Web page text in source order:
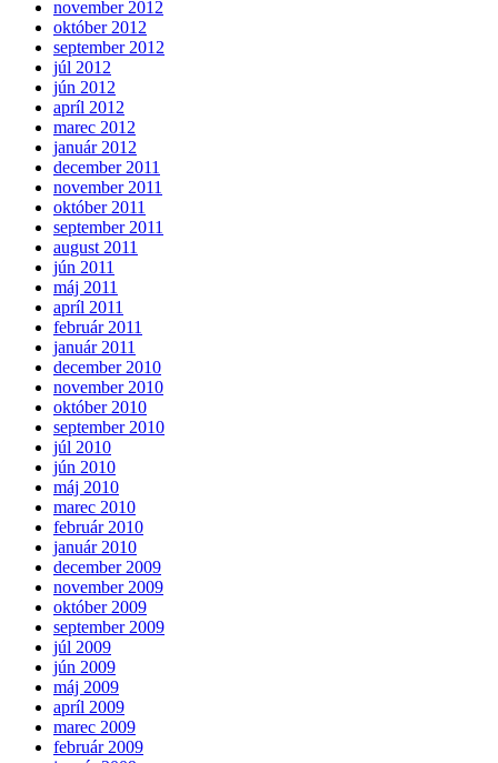
november 2012
október 2012
september 2012
júl 2012
jún 2012
apríl 2012
marec 2012
január 2012
december 2011
november 2011
október 2011
september 2011
august 2011
jún 2011
máj 2011
apríl 2011
február 2011
január 2011
december 2010
november 2010
október 2010
september 2010
júl 2010
jún 2010
máj 2010
marec 2010
február 2010
január 2010
december 2009
november 2009
október 2009
september 2009
júl 2009
jún 2009
máj 2009
apríl 2009
marec 2009
február 2009